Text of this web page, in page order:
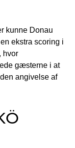
kunne Donau
ekstra scoring i
hvor
gæsterne i at
angivelse af